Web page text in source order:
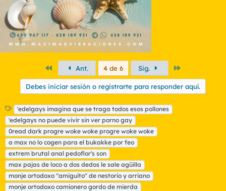
PrimeroAnt. 4 de 6 Sig.
Debes iniciar sesión o registrarte para responder aquí.
E
t
i
q
u
e
t
a
s
'edelgays imagina que se traga todos esos pollones
'edelgays no puede vivir sin ver porno gay
0read dark progre woke woke progre woke woke
a max no lo cogen para el bukakke por feo
extrem brutal anal pedoflor's son
max pajas de loco a dos dedos le sale agüilla
monje ortodoxo "amiguito" de nestorio y arriano
monje ortodoxo camionero gordo de mierda